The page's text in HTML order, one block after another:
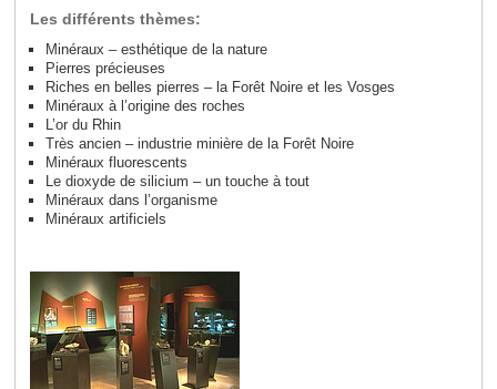
Les différents thèmes:
Minéraux – esthétique de la nature
Pierres précieuses
Riches en belles pierres – la Forêt Noire et les Vosges
Minéraux à l’origine des roches
L’or du Rhin
Très ancien – industrie minière de la Forêt Noire
Minéraux fluorescents
Le dioxyde de silicium – un touche à tout
Minéraux dans l’organisme
Minéraux artificiels